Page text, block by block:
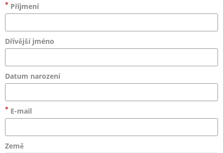
Příjmení
Dřívější jméno
Datum narození
E-mail
Země